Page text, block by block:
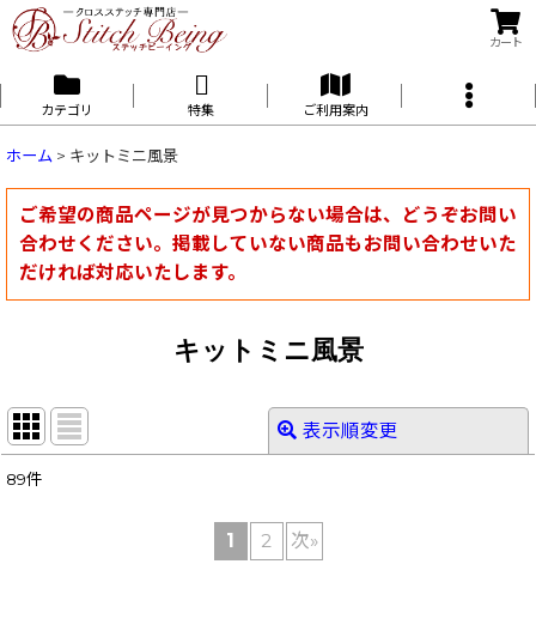
カート
カテゴリ 特集 ご利用案内
ホーム > キットミニ風景
ご希望の商品ページが見つからない場合は、どうぞお問い
合わせください。掲載していない商品もお問い合わせいた
だければ対応いたします。
キットミニ風景
表示順変更
89件
1 2 次»